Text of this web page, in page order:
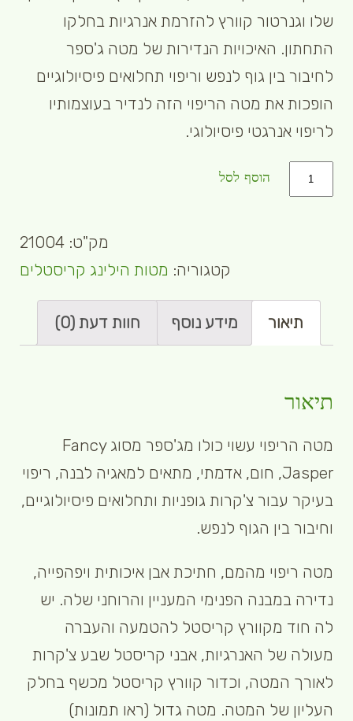
שלו וגנרטור קוורץ להזרמת אנרגיות בחלקו
התחתון. האיכויות הנדירות של מטה ג'ספר
לחיבור בין גוף לנפש וריפוי תחלואים פיסיולוגיים
הופכות את מטה הריפוי הזה לנדיר בעוצמותיו
לריפוי אנרגטי פיסיולוגי.
כמות הוסף לסל
מק"ט: 21004
קטגוריה: מטות הילינג קריסטלים
תיאור מידע נוסף חוות דעת (0)
תיאור
מטה הריפוי עשוי כולו מג'ספר מסוג Fancy
Jasper, חום, אדמתי, מתאים למאגיה לבנה, ריפוי
בעיקר עבור צ'קרות גופניות ותחלואים פיסיולוגיים,
וחיבור בין הגוף לנפש.
מטה ריפוי מהמם, חתיכת אבן איכותית ויפהפייה,
נדירה במבנה הפנימי המעניין והרוחני שלה. יש
לה חוד מקוורץ קריסטל להטמעה והעברה
מעולה של האנרגיות, אבני קריסטל שבע צ'קרות
לאורך המטה, וכדור קוורץ קריסטל מכשף בחלק
העליון של המטה. מטה גדול (ראו תמונות)